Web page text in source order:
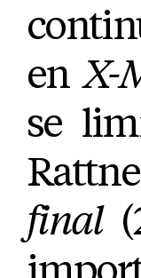
enX-
se
final